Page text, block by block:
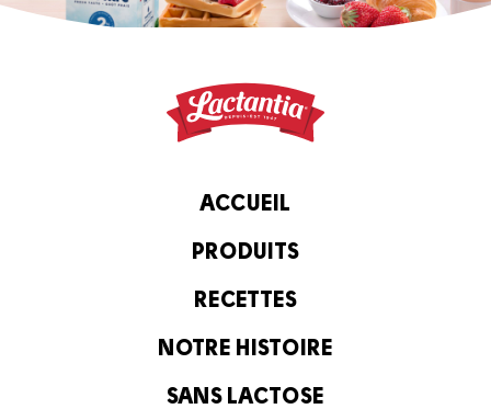
ACCUEIL
PRODUITS
RECETTES
NOTRE HISTOIRE
SANS LACTOSE